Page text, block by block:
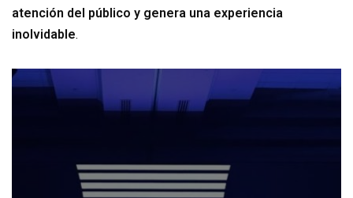
atención del público y genera una experiencia
inolvidable.